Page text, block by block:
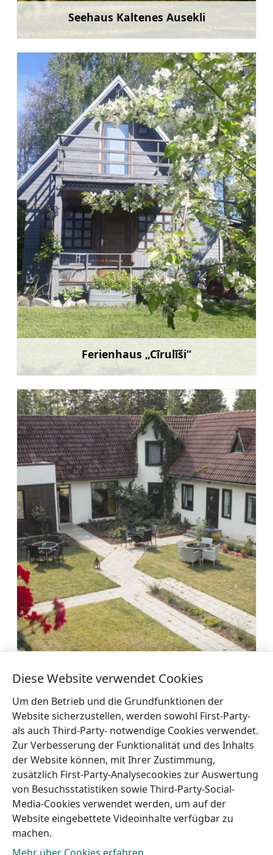
Seehaus Kaltenes Ausekli
Ferienhaus „Cīrulīši“
←Ferienhaus MAAJO Hotel am Wasser →
Diese Website verwendet Cookies
Um den Betrieb und die Grundfunktionen der
Website sicherzustellen, werden sowohl First-Party-
als auch Third-Party- notwendige Cookies verwendet.
Zur Verbesserung der Funktionalität und des Inhalts
der Website können, mit Ihrer Zustimmung,
zusätzlich First-Party-Analysecookies zur Auswertung
von Besuchsstatistiken sowie Third-Party-Social-
Media-Cookies verwendet werden, um auf der
Website eingebettete Videoinhalte verfügbar zu
machen.